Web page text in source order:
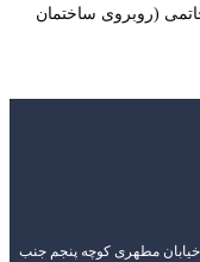
(روبروی ساختمان
خیابان مطهری کوچه پنجم جنب